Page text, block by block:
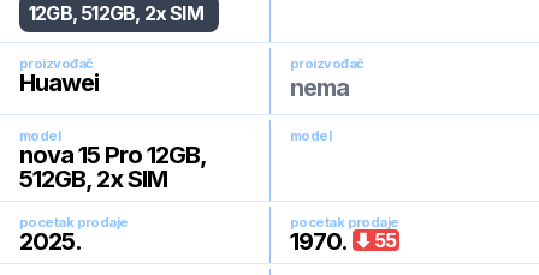
12GB, 512GB, 2x SIM
proizvođač
Huawei
proizvođač
nema
model
nova 15 Pro 12GB,
512GB, 2x SIM
model
pocetak prodaje
2025.
pocetak prodaje
1970. 55